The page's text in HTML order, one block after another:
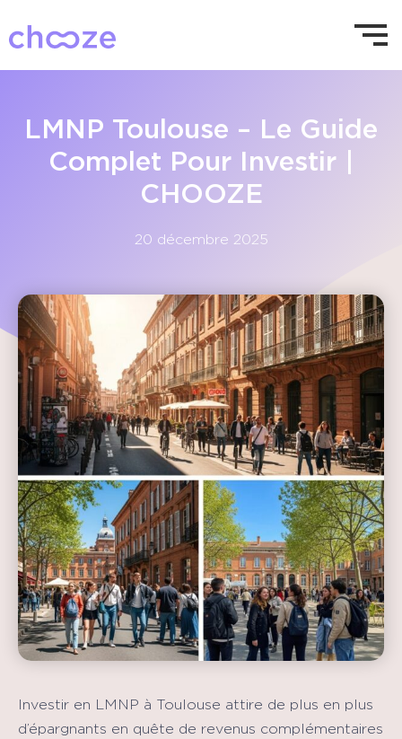
LMNP Toulouse – Le Guide
Complet Pour Investir |
CHOOZE
20 décembre 2025
Investir en LMNP à Toulouse attire de plus en plus
d’épargnants en quête de revenus complémentaires